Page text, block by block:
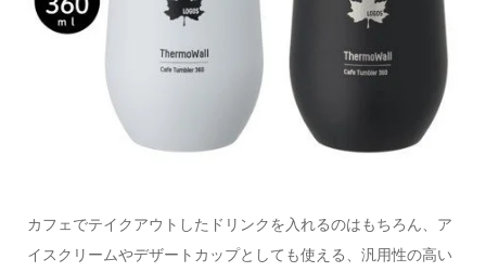
カフェでテイクアウトしたドリンクを入れるのはもちろん、ア
イスクリームやデザートカップとしても使える、汎用性の高い